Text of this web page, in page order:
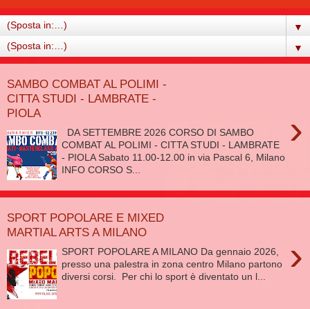
▼
▼
SAMBO COMBAT AL POLIMI -
CITTA STUDI - LAMBRATE -
PIOLA
›
DA SETTEMBRE 2026 CORSO DI SAMBO
COMBAT AL POLIMI - CITTA STUDI - LAMBRATE
- PIOLA Sabato 11.00-12.00 in via Pascal 6, Milano
INFO CORSO S...
SPORT POPOLARE E MIXED
MARTIAL ARTS A MILANO
›
SPORT POPOLARE A MILANO Da gennaio 2026,
presso una palestra in zona centro Milano partono
diversi corsi. Per chi lo sport è diventato un l...